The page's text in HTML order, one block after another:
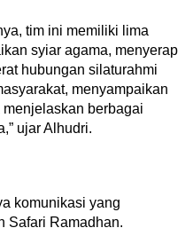
tim ini memiliki lima
syiar agama, menyerap
hubungan silaturahmi
menyampaikan
berbagai
ujar Alhudri.
komunikasi yang
Safari Ramadhan.